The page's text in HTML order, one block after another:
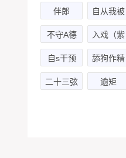
二季
下
在等我们
二季
伴郎
自从我被
一只哈士
后
不守A德
入戏（紫
枫儿&月
自s干预
热线
舔狗作精
历险记
二十三弦
逾矩